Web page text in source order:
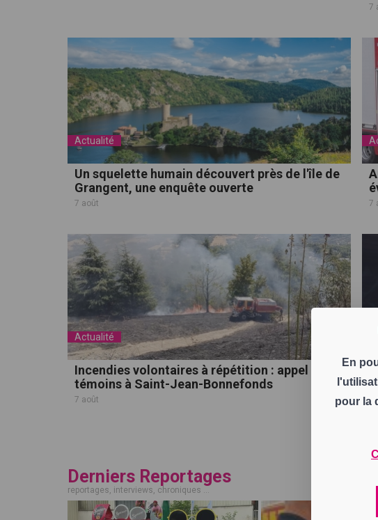
En
pour la
7
Actualité
Un squelette humain découvert près de l'île de
Grangent, une enquête ouverte
7 août 7
Actualité
Incendies volontaires à répétition : appel à
témoins à Saint-Jean-Bonnefonds
7 août 7
Derniers Reportages
reportages, interviews, chroniques ...